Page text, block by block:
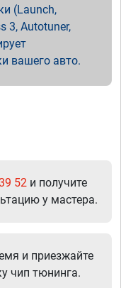
(Launch,
3, Autotuner,
вашего авто.
52 и получите
у мастера.
и приезжайте
чип тюнинга.